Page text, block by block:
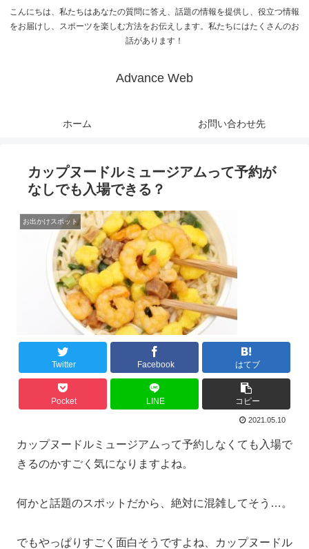
こんにちは、私たちはあなたの質問に答え、話題の情報を提供し、役立つ情報
をお届けし、スポーツを楽しむ方法をお伝えします。私たちにはたくさんのお
話があります！
Advance Web
ホーム お問い合わせ先
カップヌードルミュージアムって予約が
なしでも入場できる？
お出かけスポット
Twitter Facebook はてブ
Pocket LINE コピー
2021.05.10
カップヌードルミュージアムって予約しなくても入場で
きるのかすごく気になりますよね。
何かと話題のスポットだから、絶対に混雑してそう…。
でもやっぱりすごく面白そうですよね、カップヌードル